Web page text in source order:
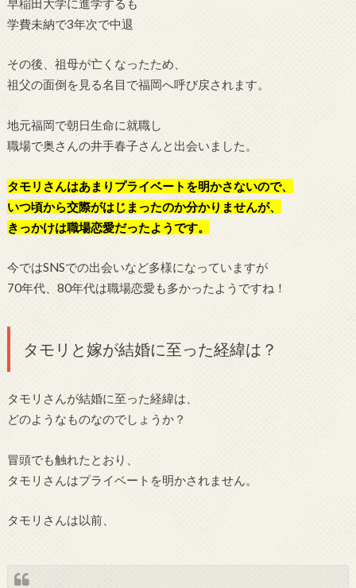
早稲田大学に進学するも
学費未納で3年次で中退
その後、祖母が亡くなったため、
祖父の面倒を見る名目で福岡へ呼び戻されます。
地元福岡で朝日生命に就職し
職場で奥さんの井手春子さんと出会いました。
タモリさんはあまりプライベートを明かさないので、
いつ頃から交際がはじまったのか分かりませんが、
きっかけは職場恋愛だったようです。
今ではSNSでの出会いなど多様になっていますが
70年代、80年代は職場恋愛も多かったようですね！
タモリと嫁が結婚に至った経緯は？
タモリさんが結婚に至った経緯は、
どのようなものなのでしょうか？
冒頭でも触れたとおり、
タモリさんはプライベートを明かされません。
タモリさんは以前、